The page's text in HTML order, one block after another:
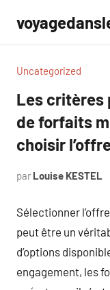
contenu
Uncategorized
Les critères
de forfaits
choisir
par Louise KESTEL
Sélectionner
peut être un
d’options
engagement, les